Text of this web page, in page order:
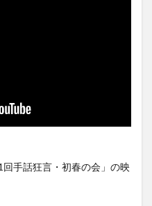
手話狂言・初春の会」の映